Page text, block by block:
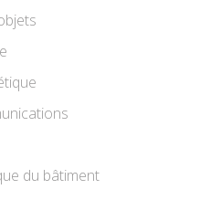
du bâtiment